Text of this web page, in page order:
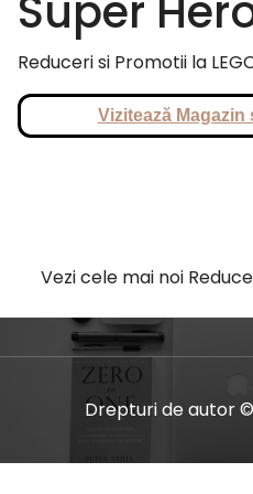
Reduceri si Promotii la
Vizitează
Vezi cele mai noi
Drepturi de autor